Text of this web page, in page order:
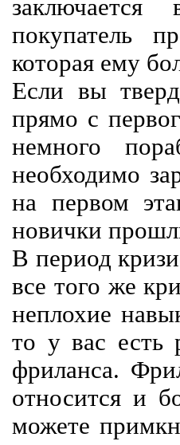
покупатель
которая ему
Если вы
прямо с
немного
необходимо
на первом
новички
В период
все того же
неплохие
то у вас есть
фриланса.
относится и
можете